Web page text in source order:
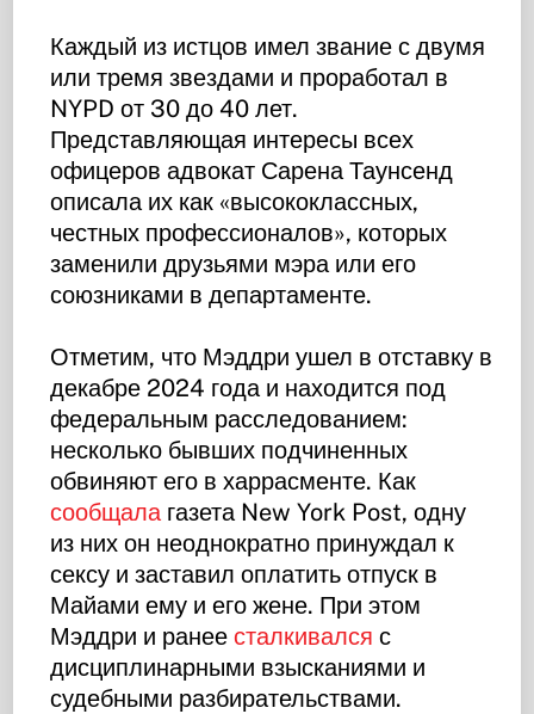
Каждый из истцов имел звание с двумя
или тремя звездами и проработал в
NYPD от 30 до 40 лет.
Представляющая интересы всех
офицеров адвокат Сарена Таунсенд
описала их как «высококлассных,
честных профессионалов», которых
заменили друзьями мэра или его
союзниками в департаменте.
Отметим, что Мэддри ушел в отставку в
декабре 2024 года и находится под
федеральным расследованием:
несколько бывших подчиненных
обвиняют его в харрасменте. Как
сообщалагазета New York Post, одну
из них он неоднократно принуждал к
сексу и заставил оплатить отпуск в
Майами ему и его жене. При этом
Мэддри и ранеесталкивался с
дисциплинарными взысканиями и
судебными разбирательствами.